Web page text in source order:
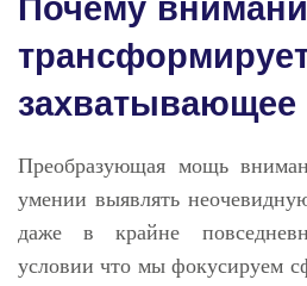
Почему
захватывающее
Преобразующая мощь
умении выявлять
даже в крайне
условии что мы фокусируем